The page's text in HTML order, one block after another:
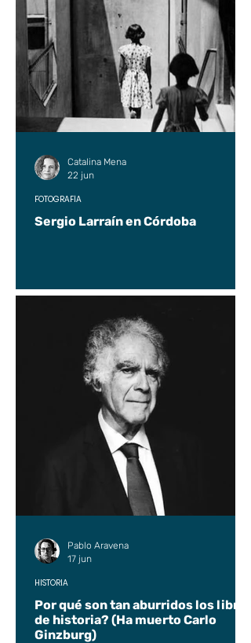
Sergio Larraín en Córdoba
FOTOGRAFÍA
Catalina Mena
22 jun
Por qué son tan aburridos los libros
de historia? (Ha muerto Carlo
Ginzburg)
HISTORIA
Pablo Aravena
17 jun